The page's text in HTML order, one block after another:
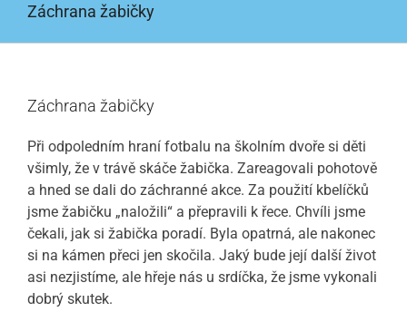
Záchrana žabičky
Záchrana žabičky
Při odpoledním hraní fotbalu na školním dvoře si děti
všimly, že v trávě skáče žabička. Zareagovali pohotově
a hned se dali do záchranné akce. Za použití kbelíčků
jsme žabičku „naložili“ a přepravili k řece. Chvíli jsme
čekali, jak si žabička poradí. Byla opatrná, ale nakonec
si na kámen přeci jen skočila. Jaký bude její další život
asi nezjistíme, ale hřeje nás u srdíčka, že jsme vykonali
dobrý skutek.